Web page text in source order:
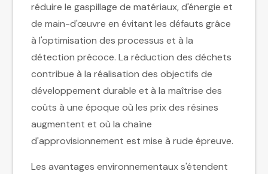
réduire le gaspillage de matériaux, d'énergie et
de main-d'œuvre en évitant les défauts grâce
à l'optimisation des processus et à la
détection précoce. La réduction des déchets
contribue à la réalisation des objectifs de
développement durable et à la maîtrise des
coûts à une époque où les prix des résines
augmentent et où la chaîne
d'approvisionnement est mise à rude épreuve.
Les avantages environnementaux s'étendent